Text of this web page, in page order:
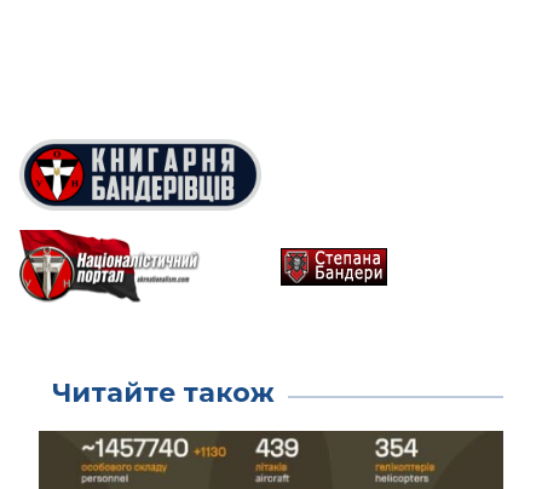
Читайте також